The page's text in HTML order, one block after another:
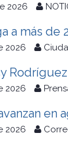
2026
a más
2026
2026
2026